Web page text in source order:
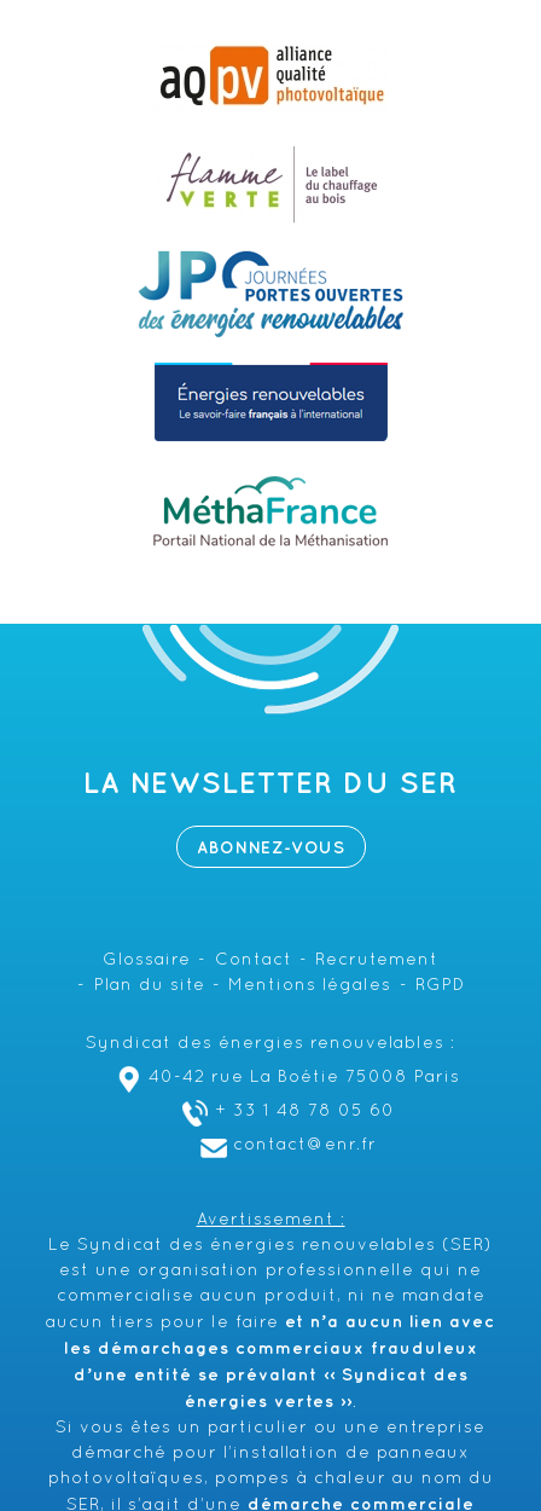
LA NEWSLETTER DU SER
ABONNEZ-VOUS
Glossaire Contact
Recrutement
Plan du site
Mentions légales RGPD
Syndicat des énergies renouvelables :
40-42 rue La Boétie 75008 Paris
+ 33 1 48 78 05 60
contact@enr.fr
Avertissement :
Le Syndicat des énergies renouvelables (SER)
est une organisation professionnelle qui ne
commercialise aucun produit, ni ne mandate
aucun tiers pour le faire et n’a aucun lien avec
les démarchages commerciaux frauduleux
d’une entité se prévalant ‹‹ Syndicat des
énergies vertes ››
Si vous êtes un particulier ou une entreprise
démarché pour l’installation de panneaux
photovoltaïques, pompes à chaleur au nom du
SER, il s’agit d’une démarche commerciale